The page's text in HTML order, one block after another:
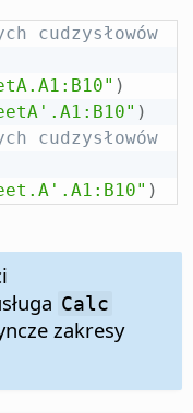
cudzysłowów
)
)
cudzysłowów
)
Calc
zakresy